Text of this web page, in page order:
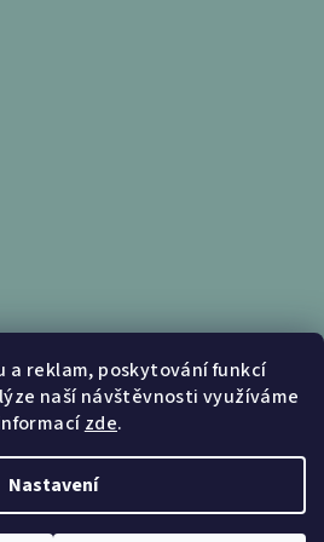
a reklam, poskytování funkcí
naší návštěvnosti využíváme
zde.
Nastavení